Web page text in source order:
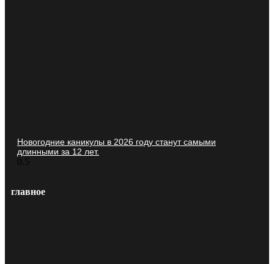
Новогодние каникулы в 2026 году станут самыми
длинными за 12 лет.
главное